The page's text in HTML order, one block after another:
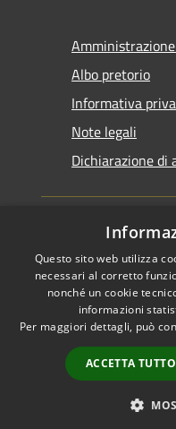
Albo pretorio
Informativa
Note legali
Dichiarazione di
RSS
Accessibilità
Cookie
Mappa del sito
Piano di miglioramento
Questo sito web utilizza
necessari al corretto
nonché un cookie
informazioni
Per maggiori dettagli, può
ACCETTA TUTTO